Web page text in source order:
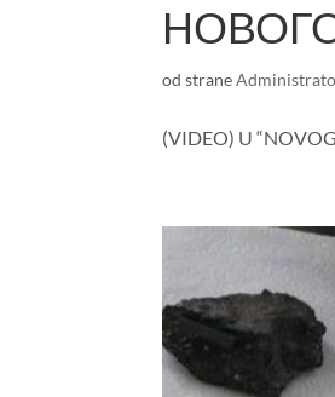
od strane
(VIDEO) U